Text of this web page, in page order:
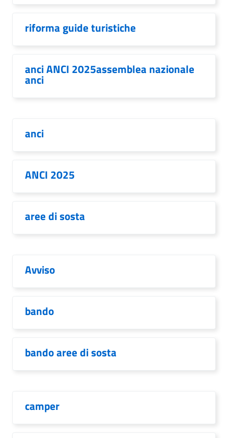
riforma guide turistiche
anci ANCI 2025assemblea nazionale
anci
anci
ANCI 2025
aree di sosta
Avviso
bando
bando aree di sosta
camper